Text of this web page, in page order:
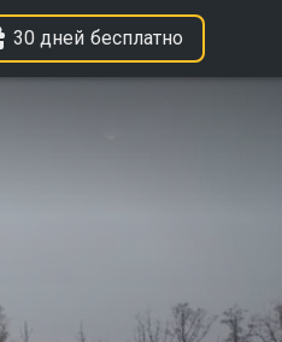
30 дней бесплатно